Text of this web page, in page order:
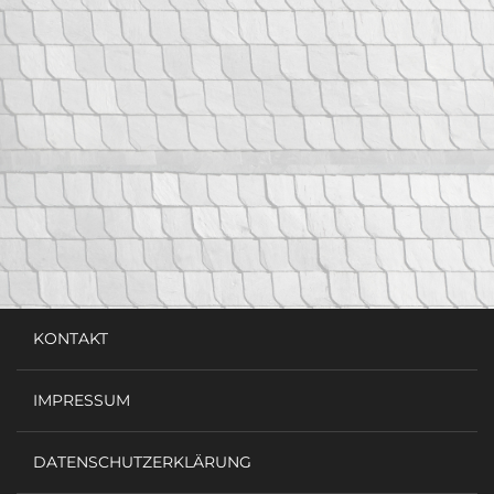
KONTAKT
IMPRESSUM
DATENSCHUTZERKLÄRUNG